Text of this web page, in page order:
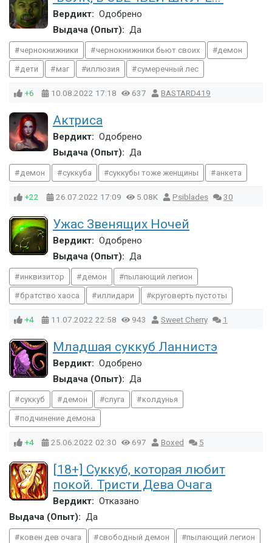
Вердикт: Одобрено
Выдача (Опыт): Да
чернокнижники чернокнижники бьют своих демон
дети маг иллюзия сумеречный лес
+6 10.08.2022 17:18 637 BASTARD419
Актриса
Вердикт: Одобрено
Выдача (Опыт): Да
демон суккуба суккубы тоже женщины анкета
+22 26.07.2022 17:09 5.08K Psiblades 30
Ужас Звенящих Ночей
Вердикт: Одобрено
Выдача (Опыт): Да
инквизитор демон пылающий легион
братство хаоса иллидари круговерть пустоты
+4 11.07.2022 22:58 943 Sweet Cherry 1
Младшая суккуб Ланнистэ
Вердикт: Одобрено
Выдача (Опыт): Да
суккуб демон слуга колдунья
подчинение демона
+4 25.06.2022 02:30 697 Boxed 5
[18+] Суккуб, которая любит
покой. Тристи Дева Очага
Вердикт: Отказано
Выдача (Опыт): Да
ковен дев очага свободный демон пылающий легион